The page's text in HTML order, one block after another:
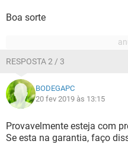
Boa sorte
RESPOSTA 2 / 3
BODEGAPC
20 fev 2019 às 13:15
Provavelmente esteja com
Se esta na garantia, faço